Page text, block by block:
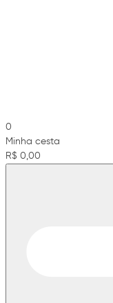
0
Minha cesta
R$ 0,00